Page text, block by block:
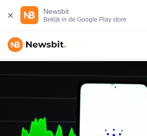
Newsbit
Bekijk in de Google Play store